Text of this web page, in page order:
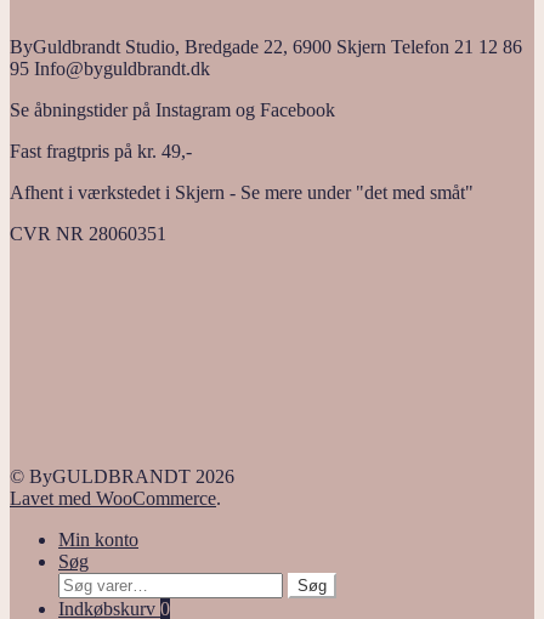
ByGuldbrandt Studio, Bredgade 22, 6900 Skjern Telefon 21 12 86
95 Info@byguldbrandt.dk
Se åbningstider på Instagram og Facebook
Fast fragtpris på kr. 49,-
Afhent i værkstedet i Skjern - Se mere under "det med småt"
CVR NR 28060351
© ByGULDBRANDT 2026
Lavet med WooCommerce.
Min konto
Søg
Søg
efter:
Søg
Indkøbskurv 0